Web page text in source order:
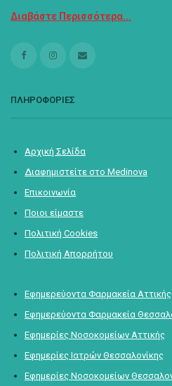
Διαβάστε Περισσότερα...
ΠΛΗΡΟΦΟΡΙΕΣ
Αρχική Σελίδα
Διαφημιστείτε στο Medinova
Επικοινωνία
Ποιοι είμαστε
Πολιτική Cookies
Πολιτική Απορρήτου
Εφημερεύοντα Φαρμακεία Αττικής
Εφημερεύοντα Φαρμακεία
Εφημερίες Νοσοκομείων Αττικής
Εφημερίες Ιατρών Θεσσαλονίκης
Εφημερίες Νοσοκομείων